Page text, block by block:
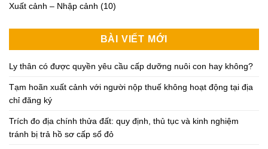
Xuất cảnh – Nhập cảnh (10)
BÀI VIẾT MỚI
Ly thân có được quyền yêu cầu cấp dưỡng nuôi con hay không?
Tạm hoãn xuất cảnh với người nộp thuế không hoạt động tại địa
chỉ đăng ký
Trích đo địa chính thửa đất: quy định, thủ tục và kinh nghiệm
tránh bị trả hồ sơ cấp sổ đỏ